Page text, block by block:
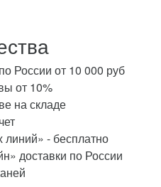
России от 10 000 руб
от 10%
на складе
- бесплатно
доставки по России